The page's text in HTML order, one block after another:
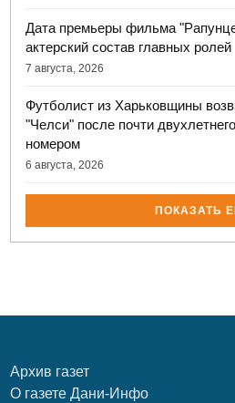
Дата премьеры фильма
актерский состав главных ролей
7 августа, 2026
Футболист из Харьковщины
"Челси" после почти
номером
6 августа, 2026
ПОКАЗАТЬ
Архив газет
О газете Дани-Инфо